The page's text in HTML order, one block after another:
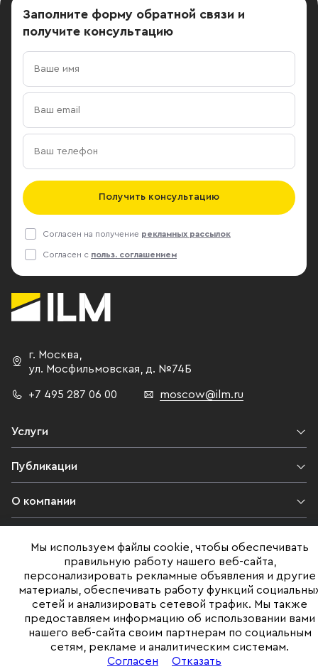
Заполните форму обратной связи и
получите консультацию
Получить консультацию
Согласен на получение рекламных рассылок
Согласен с польз. соглашением
г. Москва
ул. Мосфильмовская,
д. №74Б
+7 495 287 06 00 moscow@ilm.ru
Услуги
Публикации
О компании
Юридическая информация
©ILM 2009-2026. Все права защищены
Представленная на сайте информация, в т.ч. стоимости объектов,
носит информационный характер
Мы используем файлы cookie, чтобы обеспечивать
правильную работу нашего веб-сайта,
персонализировать рекламные объявления и другие
материалы, обеспечивать работу функций
сетей и анализировать сетевой трафик. Мы также
предоставляем информацию об использовании вами
нашего веб-сайта своим партнерам по социальным
сетям, рекламе и аналитическим системам.
Согласен
Отказать